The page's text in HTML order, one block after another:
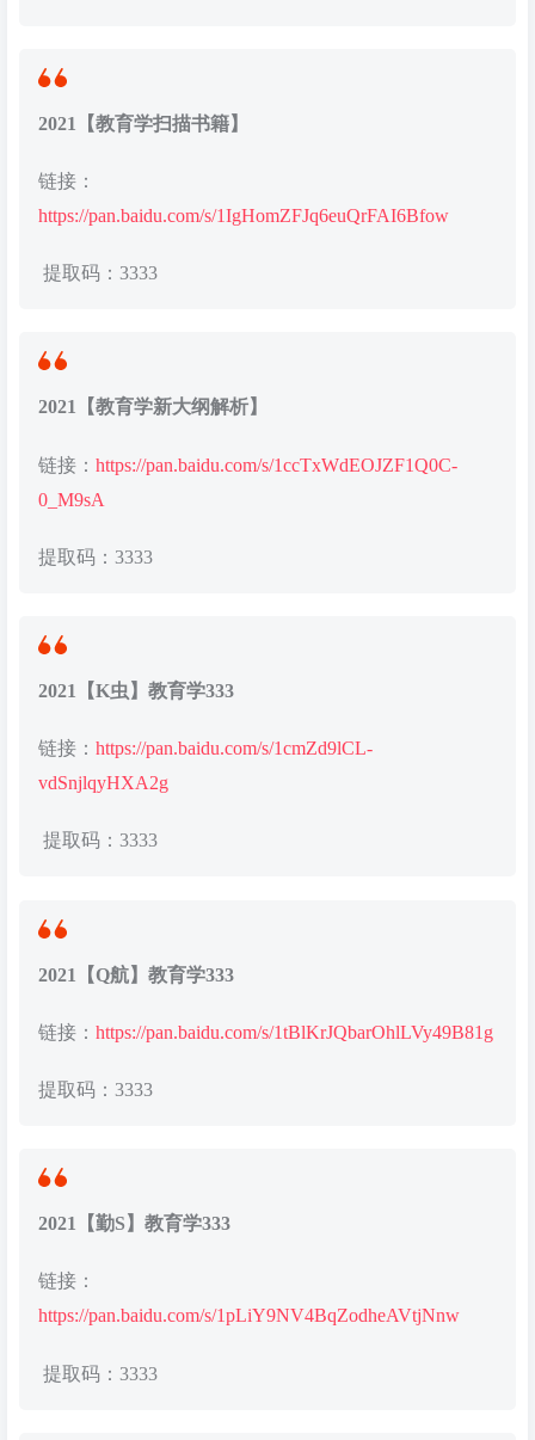
2021【教育学扫描书籍】
链接：
https://pan.baidu.com/s/1IgHomZFJq6euQrFAI6Bfow
提取码：3333
2021【教育学新大纲解析】
链接： https://pan.baidu.com/s/1ccTxWdEOJZF1Q0C-
0_M9sA
提取码：3333
2021【K虫】教育学333
链接： https://pan.baidu.com/s/1cmZd9lCL-
vdSnjlqyHXA2g
提取码：3333
2021【Q航】教育学333
链接： https://pan.baidu.com/s/1tBlKrJQbarOhlLVy49B81g
提取码：3333
2021【勤S】教育学333
链接：
https://pan.baidu.com/s/1pLiY9NV4BqZodheAVtjNnw
提取码：3333